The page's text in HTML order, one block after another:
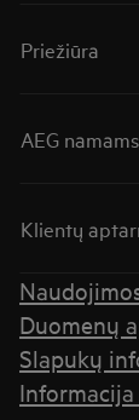
Priežiūra
AEG namams
Klientų
Duomenų
Slapukų